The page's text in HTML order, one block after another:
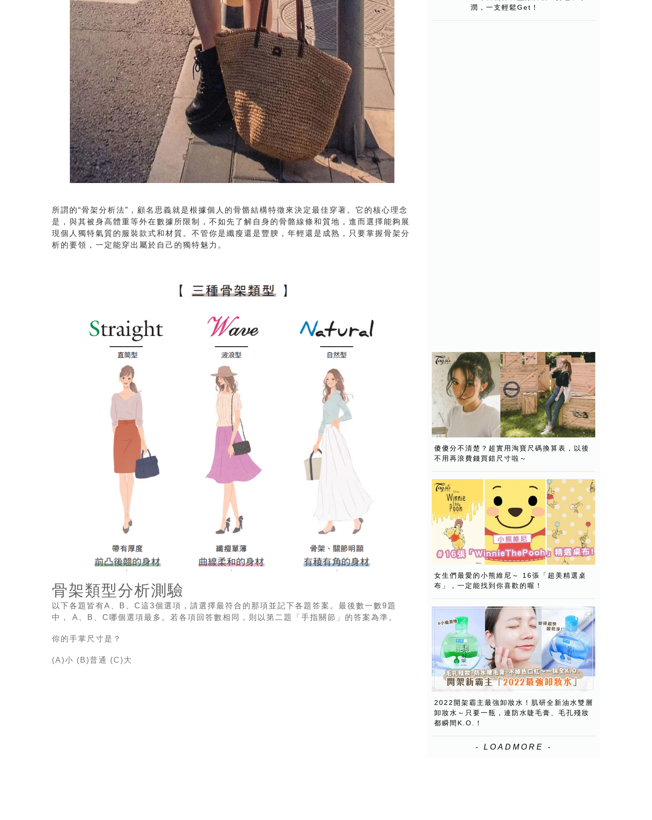
所謂的“骨架分析法”，顧名思義就是根據個人的骨骼結構特徵來決定最佳穿著。它的核心理念
是，與其被身高體重等外在數據所限制，不如先了解自身的骨骼線條和質地，進而選擇能夠展
現個人獨特氣質的服裝款式和材質。不管你是纖瘦還是豐腴，年輕還是成熟，只要掌握骨架分
析的要領，一定能穿出屬於自己的獨特魅力。
骨架類型分析測驗
以下各題皆有A B C這3個選項，請選擇最符合的那項並記下各題答案。最後數一數9 題
中，
A B C 哪個選項最多。若各項回答數相同，則以第二題「手指關節」的答案為準。
你的手掌尺寸是？
(A)小 (B)普通 (C)大
潤，一支輕鬆Get！
傻傻分不清楚？超實用淘寶尺碼換算表，以後
不用再浪費錢買錯尺寸啦～
女生們最愛的小熊維尼～ 16張「超美精選桌
布」，一定能找到你喜歡的喔！
2022開架霸主最強卸妝水！肌研全新油水雙層
卸妝水～只要一瓶，連防水睫毛膏、毛孔殘妝
都瞬間K.O.！
- LOADMORE -